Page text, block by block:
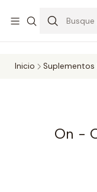
Feriado 21-05-2026
día solo área
Pedidos hasta 16 hrs.,
Inicio Suplementos
On -